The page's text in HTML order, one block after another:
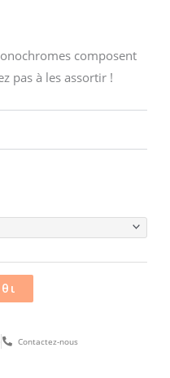
composent
pas à les assortir !
Contactez-nous